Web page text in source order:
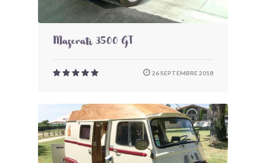
Maserati 3500 GT
26 SEPTEMBRE 2018